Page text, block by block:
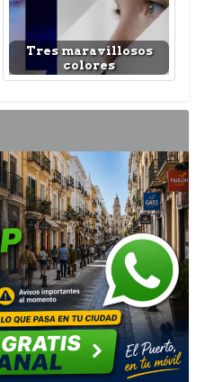
Tres maravillosos
colores